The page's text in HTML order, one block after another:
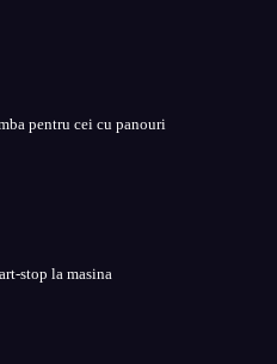
pentru cei cu panouri
stop la masina